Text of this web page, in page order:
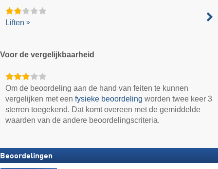
Liften
Voor de vergelijkbaarheid
Om de beoordeling aan de hand van feiten te kunnen
vergelijken met eenfysieke beoordeling worden twee keer 3
sterren toegekend. Dat komt overeen met de gemiddelde
waarden van de andere beoordelingscriteria.
Beoordelingen